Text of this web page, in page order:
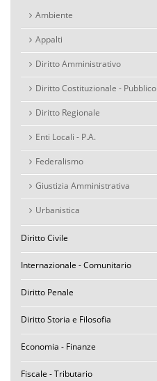
Ambiente
Appalti
Diritto Amministrativo
Diritto Costituzionale - Pubblico
Diritto Regionale
Enti Locali - P.A.
Federalismo
Giustizia Amministrativa
Urbanistica
Diritto Civile
Internazionale - Comunitario
Diritto Penale
Diritto Storia e Filosofia
Economia - Finanze
Fiscale - Tributario